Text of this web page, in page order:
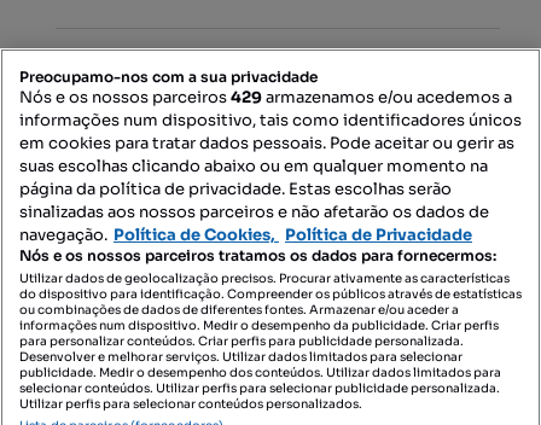
Mapa do Site
Contacte-nos
SIGA-NOS:
DESCARREGAR NA:
Preocupamo-nos com a sua privacidade
Nós e os nossos parceiros429armazenamos e/ou acedemos a
informações num dispositivo, tais como identificadores únicos
em cookies para tratar dados pessoais. Pode aceitar ou gerir as
suas escolhas clicando abaixo ou em qualquer momento na
página da política de privacidade. Estas escolhas serão
sinalizadas aos nossos parceiros e não afetarão os dados de
navegação. Política de Cookies, Política de Privacidade
Nós e os nossos parceiros tratamos os dados para fornecermos:
Utilizar dados de geolocalização precisos. Procurar ativamente as características
do dispositivo para identificação. Compreender os públicos através de estatísticas
ou combinações de dados de diferentes fontes. Armazenar e/ou aceder a
informações num dispositivo. Medir o desempenho da publicidade. Criar perfis
para personalizar conteúdos. Criar perfis para publicidade personalizada.
Desenvolver e melhorar serviços. Utilizar dados limitados para selecionar
publicidade. Medir o desempenho dos conteúdos. Utilizar dados limitados para
selecionar conteúdos. Utilizar perfis para selecionar publicidade personalizada.
Utilizar perfis para selecionar conteúdos personalizados.